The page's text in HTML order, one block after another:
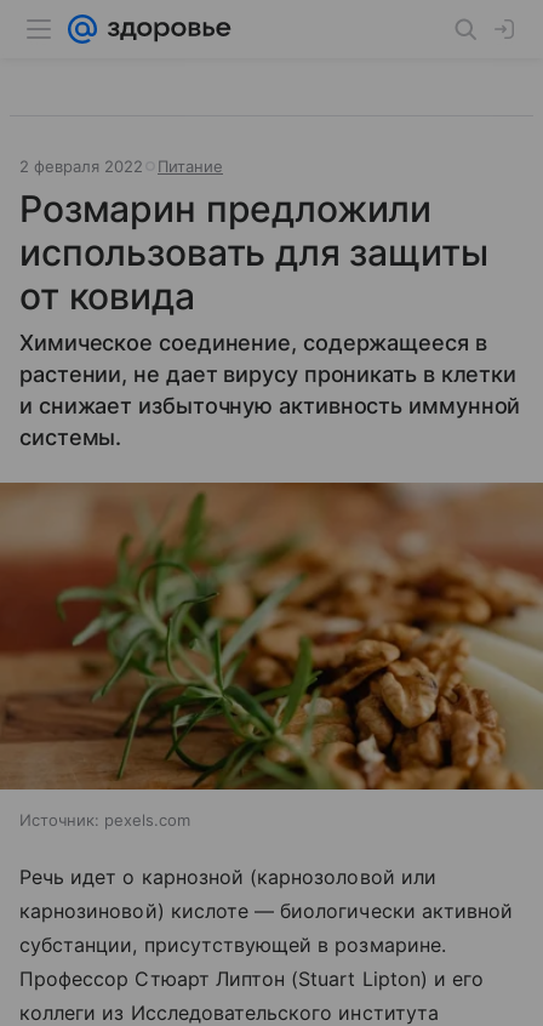
2 февраля 2022 Питание
Розмарин предложили
использовать для защиты
от ковида
Химическое соединение, содержащееся в
растении, не дает вирусу проникать в клетки
и снижает избыточную активность иммунной
системы.
Источник: pexels.com
Речь идет о карнозной (карнозоловой или
карнозиновой) кислоте — биологически активной
субстанции, присутствующей в розмарине.
Профессор Стюарт Липтон (Stuart Lipton) и его
коллеги из Исследовательского института